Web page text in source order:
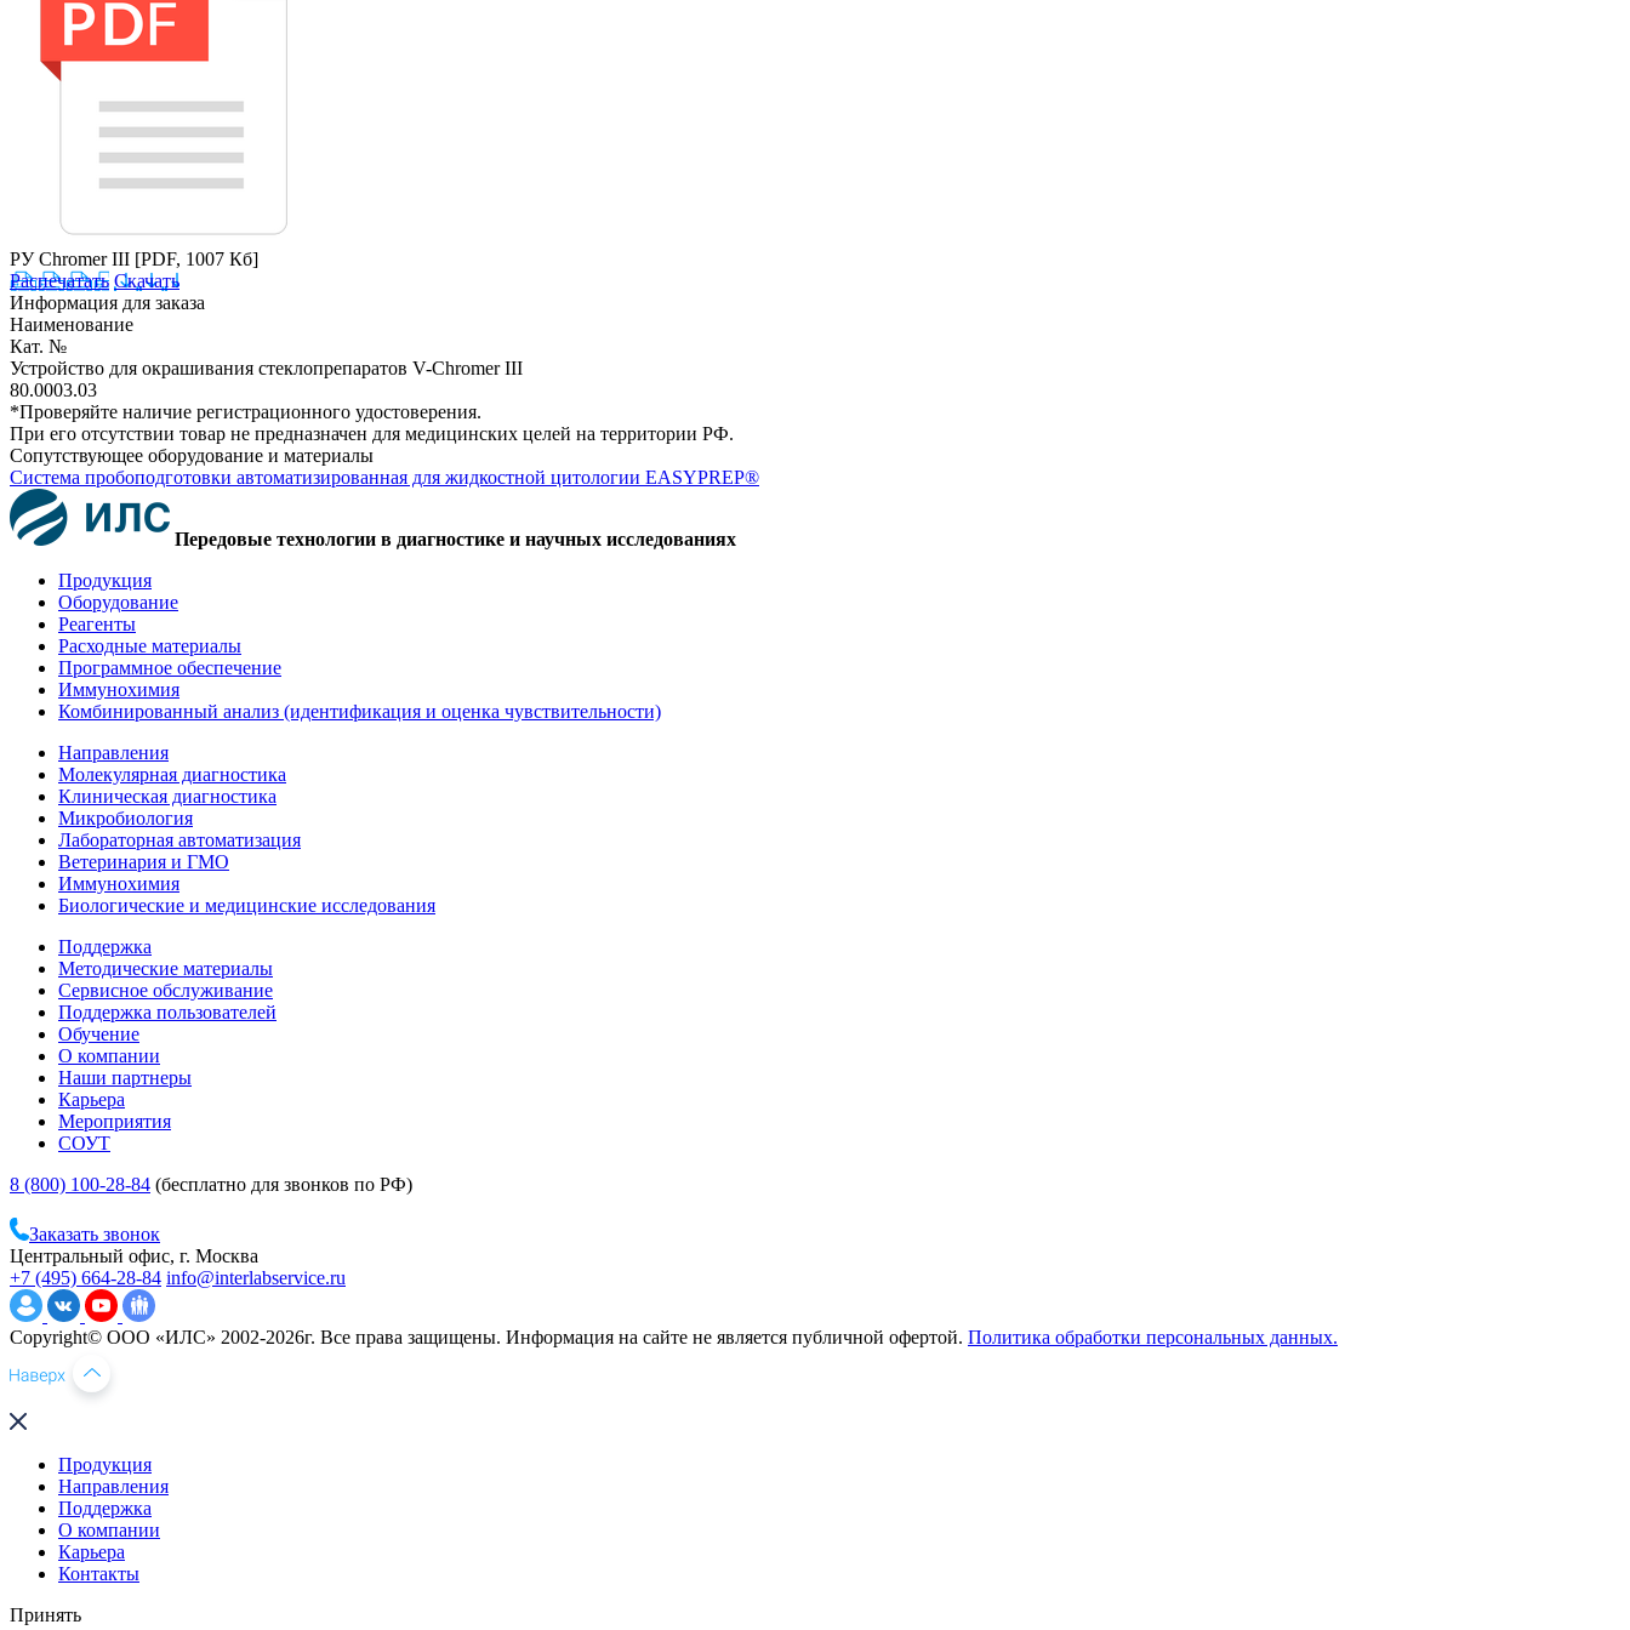
РУ Chromer III [PDF, 1007 Кб]
Распечатать Скачать
Информация для заказа
Наименование
Кат. №
Устройство для окрашивания стеклопрепаратов V-Chromer III
80.0003.03
*Проверяйте наличие регистрационного удостоверения.
При его отсутствии товар не предназначен для медицинских целей на территории РФ.
Сопутствующее оборудование и материалы
Система пробоподготовки автоматизированная для жидкостной цитологии EASYPREP®
Передовые технологии в диагностике и научных исследованиях
Продукция
Оборудование
Реагенты
Расходные материалы
Программное обеспечение
Иммунохимия
Комбинированный анализ (идентификация и оценка чувствительности)
Направления
Молекулярная диагностика
Клиническая диагностика
Микробиология
Лабораторная автоматизация
Ветеринария и ГМО
Иммунохимия
Биологические и медицинские исследования
Поддержка
Методические материалы
Сервисное обслуживание
Поддержка пользователей
Обучение
О компании
Наши партнеры
Карьера
Мероприятия
СОУТ
8 (800) 100-28-84 (бесплатно для звонков по РФ)
Заказать звонок
Центральный офис, г. Москва
+7 (495) 664-28-84 info@interlabservice.ru
Copyright© ООО «ИЛС» 2002-2026г. Все права защищены. Информация на сайте не является публичной офертой. Политика обработки персональных данных.
Продукция
Направления
Поддержка
О компании
Карьера
Контакты
Принять